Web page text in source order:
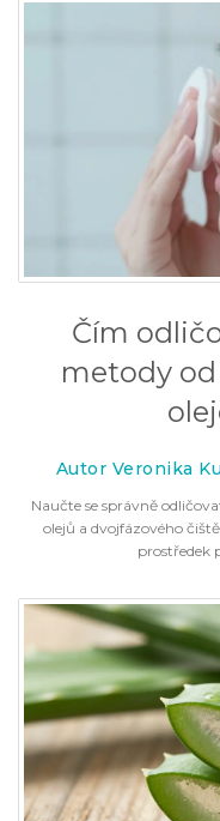
Čím
metody
Autor Veronika
Naučte se správně
olejů a dvojfázového
prostředek